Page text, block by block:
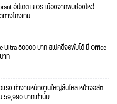
อัปเดต BIOS เนื่องจากพบช่องโหว่
างโกงเกม
Ultra 50000 บาท สเปคดีจอพับได้ มี Office
าท
แรง ทำงานหนักงานใหญ่ลื่นไหล หน้าจอสีต
59,990 บาทเท่านั้น!